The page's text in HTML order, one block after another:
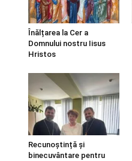
Înălțarea la Cer a
Domnului nostru Iisus
Hristos
Recunoștință și
binecuvântare pentru